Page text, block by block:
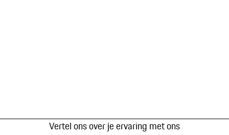
Vertel ons over je ervaring met ons